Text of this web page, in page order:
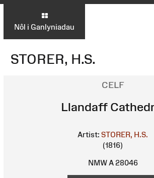
Nôl i Ganlyniadau
STORER, H.S.
CELF
Llandaff
Artist: STORER, H.S.
(1816)
NMW A 28046